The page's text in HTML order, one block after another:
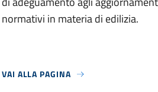
normativi in materia di edilizia.
VAI ALLA PAGINA